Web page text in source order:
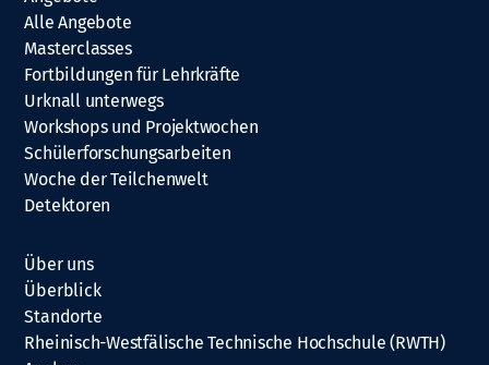
Alle Angebote
Masterclasses
Fortbildungen für Lehrkräfte
Urknall unterwegs
Workshops und Projektwochen
Schülerforschungsarbeiten
Woche der Teilchenwelt
Detektoren
Über uns
Überblick
Standorte
Rheinisch-Westfälische Technische Hochschule (RWTH)